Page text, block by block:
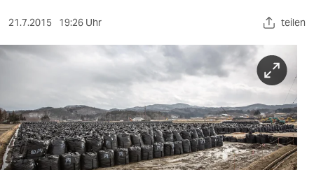
nord
wahrheit
21.7.2015 19:26 Uhr teilen